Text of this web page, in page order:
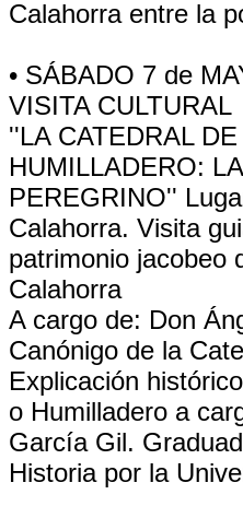
Calahorra entre la
• SÁBADO 7 de
VISITA CULTURAL
''LA CATEDRAL
HUMILLADERO:
PEREGRINO''
Calahorra. Visita
patrimonio jacobeo
Calahorra
A cargo de: Don
Canónigo de la
Explicación
o Humilladero a
García Gil.
Historia por la